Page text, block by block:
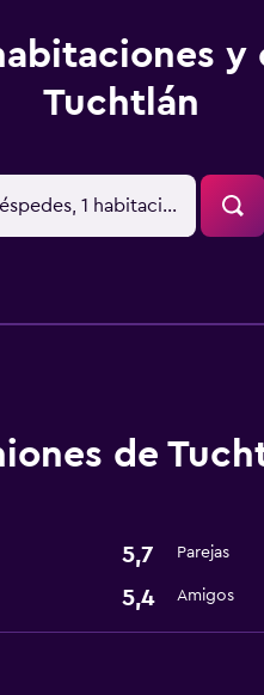
y
Tuchtlán
1 habitación
de
5,7 Parejas
5,4 Amigos